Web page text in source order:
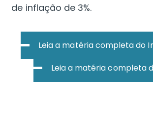
de inflação de 3%.
Leia a matéria completa do
Leia a matéria completa